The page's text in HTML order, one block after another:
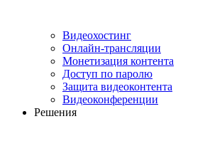
Видеохостинг
Онлайн-трансляции
Монетизация контента
Доступ по паролю
Защита видеоконтента
Видеоконференции
Решения